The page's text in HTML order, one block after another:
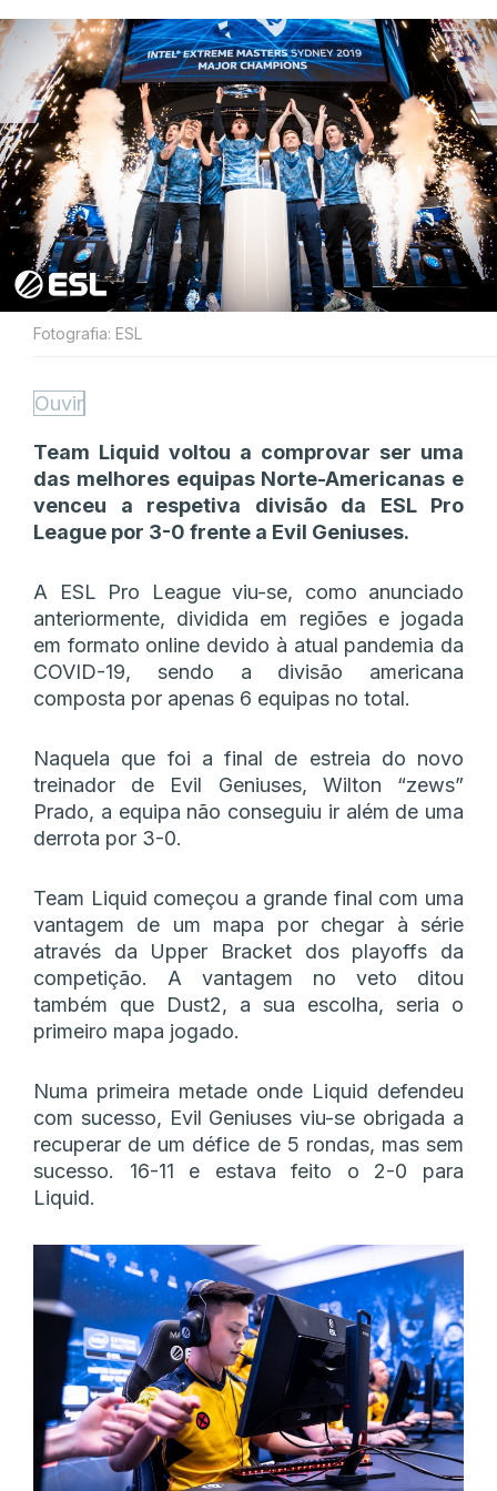
Fotografia: ESL
Ouvir
Team Liquid voltou a comprovar ser uma
das melhores equipas Norte-Americanas e
venceu a respetiva divisão da ESL Pro
League por 3-0 frente a Evil Geniuses.
A ESL Pro League viu-se, como anunciado
anteriormente, dividida em regiões e jogada
em formato online devido à atual pandemia da
COVID-19, sendo a divisão americana
composta por apenas 6 equipas no total.
Naquela que foi a final de estreia do novo
treinador de Evil Geniuses, Wilton “zews”
Prado, a equipa não conseguiu ir além de uma
derrota por 3-0.
Team Liquid começou a grande final com uma
vantagem de um mapa por chegar à série
através da Upper Bracket dos playoffs da
competição. A vantagem no veto ditou
também que Dust2, a sua escolha, seria o
primeiro mapa jogado.
Numa primeira metade onde Liquid defendeu
com sucesso, Evil Geniuses viu-se obrigada a
recuperar de um défice de 5 rondas, mas sem
sucesso. 16-11 e estava feito o 2-0 para
Liquid.